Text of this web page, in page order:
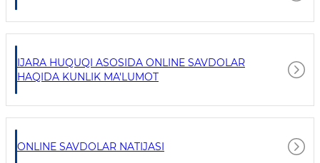
IJARA HUQUQI ASOSIDA ONLINE SAVDOLAR
HAQIDA KUNLIK MA'LUMOT
ONLINE SAVDOLAR NATIJASI